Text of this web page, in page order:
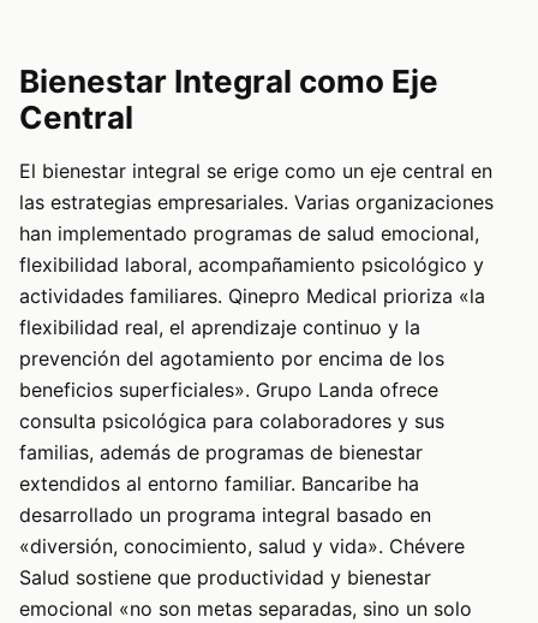
Bienestar Integral como Eje
Central
El bienestar integral se erige como un eje central en
las estrategias empresariales. Varias organizaciones
han implementado programas de salud emocional,
flexibilidad laboral, acompañamiento psicológico y
actividades familiares. Qinepro Medical prioriza «la
flexibilidad real, el aprendizaje continuo y la
prevención del agotamiento por encima de los
beneficios superficiales». Grupo Landa ofrece
consulta psicológica para colaboradores y sus
familias, además de programas de bienestar
extendidos al entorno familiar. Bancaribe ha
desarrollado un programa integral basado en
«diversión, conocimiento, salud y vida». Chévere
Salud sostiene que productividad y bienestar
emocional «no son metas separadas, sino un solo